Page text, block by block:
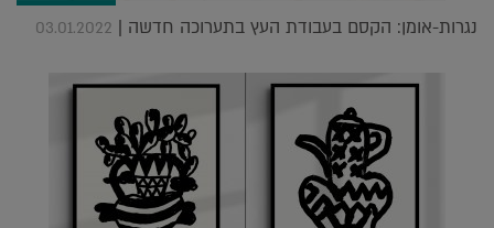
נגרות-אומן: הקסם בעבודת העץ בתערוכה חדשה | 03.01.2022